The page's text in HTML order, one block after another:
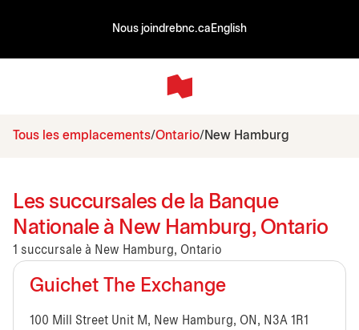
Nous joindrebnc.ca English
Tous les emplacements Ontario New Hamburg
Les succursales de la Banque
Nationale à New Hamburg, Ontario
1 succursale à New Hamburg, Ontario
Guichet The Exchange
100 Mill Street Unit M, New Hamburg, ON, N3A 1R1